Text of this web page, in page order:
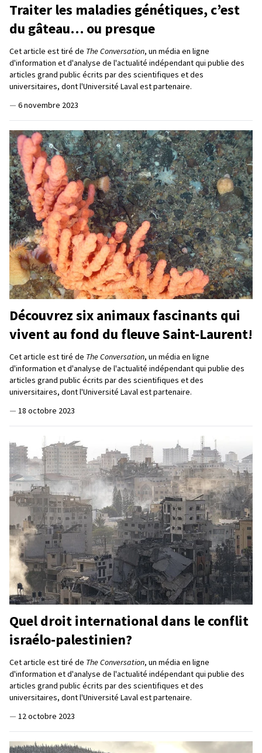
Traiter les maladies génétiques, c’est
du gâteau… ou presque
Cet article est tiré de The Conversation, un média en ligne
d'information et d'analyse de l'actualité indépendant qui publie des
articles grand public écrits par des scientifiques et des
universitaires, dont l'Université Laval est partenaire.
— 6 novembre 2023
Découvrez six animaux fascinants qui
vivent au fond du fleuve Saint-Laurent!
Cet article est tiré de The Conversation, un média en ligne
d'information et d'analyse de l'actualité indépendant qui publie des
articles grand public écrits par des scientifiques et des
universitaires, dont l'Université Laval est partenaire.
— 18 octobre 2023
Quel droit international dans le conflit
israélo-palestinien?
Cet article est tiré de The Conversation, un média en ligne
d'information et d'analyse de l'actualité indépendant qui publie des
articles grand public écrits par des scientifiques et des
universitaires, dont l'Université Laval est partenaire.
— 12 octobre 2023